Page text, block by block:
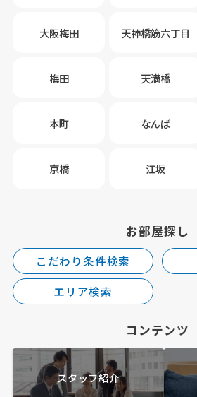
大阪梅田 天神橋筋六丁目
梅田 天満橋
本町 なんば
京橋 江坂
お部屋探し
こだわり条件検索
エリア検索
コンテンツ
スタッフ紹介